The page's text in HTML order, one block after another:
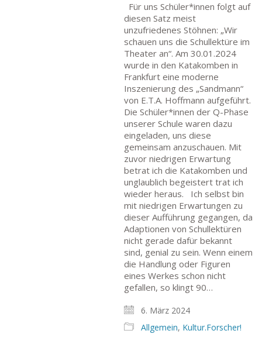
Für uns Schüler*innen folgt auf
diesen Satz meist
unzufriedenes Stöhnen: „Wir
schauen uns die Schullektüre im
Theater an“. Am 30.01.2024
wurde in den Katakomben in
Frankfurt eine moderne
Inszenierung des „Sandmann“
von E.T.A. Hoffmann aufgeführt.
Die Schüler*innen der Q-Phase
unserer Schule waren dazu
eingeladen, uns diese
gemeinsam anzuschauen. Mit
zuvor niedrigen Erwartung
betrat ich die Katakomben und
unglaublich begeistert trat ich
wieder heraus. Ich selbst bin
mit niedrigen Erwartungen zu
dieser Aufführung gegangen, da
Adaptionen von Schullektüren
nicht gerade dafür bekannt
sind, genial zu sein. Wenn einem
die Handlung oder Figuren
eines Werkes schon nicht
gefallen, so klingt 90…
6. März 2024
Allgemein, Kultur.Forscher!
Goethe-Gymnasium
Friedrich-Ebert-Anlage 22
60325 Frankfurt am Main
IMPRESSUM →
DATENSCHUTZ →